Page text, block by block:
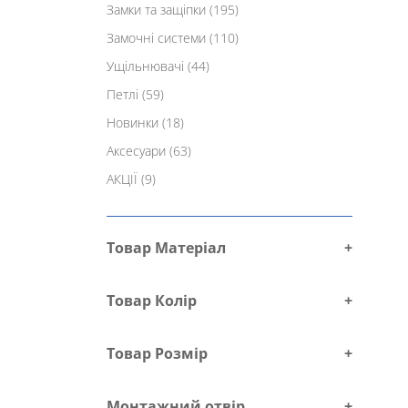
Замки та защіпки (195)
Замочні системи (110)
Ущільнювачі (44)
Петлі (59)
Новинки (18)
Аксесуари (63)
АКЦІЇ (9)
Товар Матеріал +
Товар Колір +
Товар Розмір +